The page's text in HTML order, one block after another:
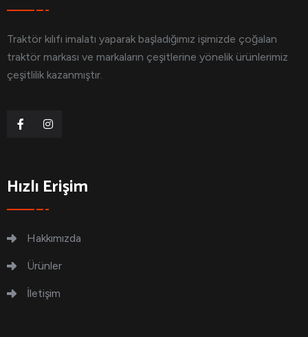
Traktör kılıfı imalatı yaparak başladığımız işimizde çoğalan
traktör markası ve markaların çeşitlerine yönelik ürünlerimiz
çeşitlilik kazanmıştır.
Hızlı Erişim
Hakkımızda
Ürünler
İletişim